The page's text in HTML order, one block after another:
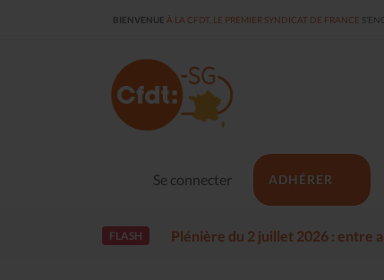
BIENVENUE À LA CFDT, LE PREMIER SYNDICAT DE FRANCE
Se connecter ADHÉRER
FLASH Plénière du 2 juillet 2026 : entre